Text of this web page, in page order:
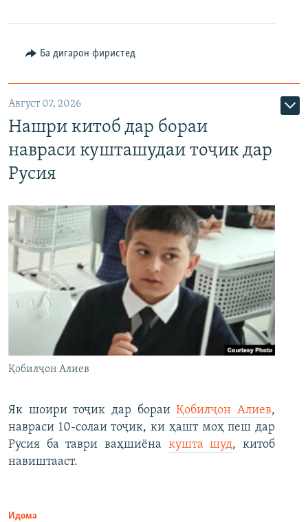
Ба дигарон фиристед
Август 07, 2026
Нашри китоб дар бораи
навраси кушташудаи тоҷик дар
Русия
Қобилҷон Алиев
Як шоири тоҷик дар бораиҚобилҷон Алиев,
навраси 10-солаи тоҷик, ки ҳашт моҳ пеш дар
Русия ба таври ваҳшиёна кушта шуд, китоб
навиштааст.
Идома